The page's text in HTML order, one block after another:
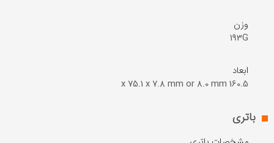
وزن
193G
ابعاد
160.5 x 75.1 x 7.8 mm or 8.0 mm
باتری